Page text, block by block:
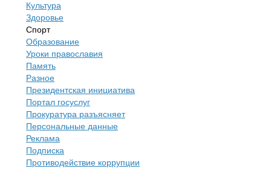
Культура
Здоровье
Спорт
Образование
Уроки православия
Память
Разное
Президентская инициатива
Портал госуслуг
Прокуратура разъясняет
Персональные данные
Реклама
Подписка
Противодействие коррупции